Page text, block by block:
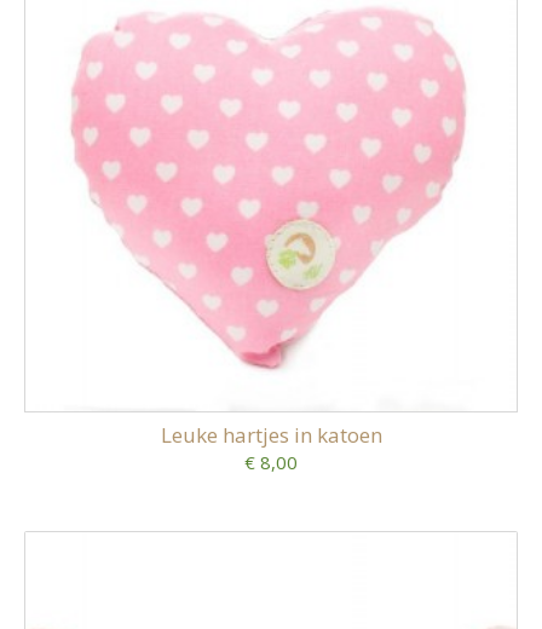
Leuke hartjes in katoen
€ 8,00